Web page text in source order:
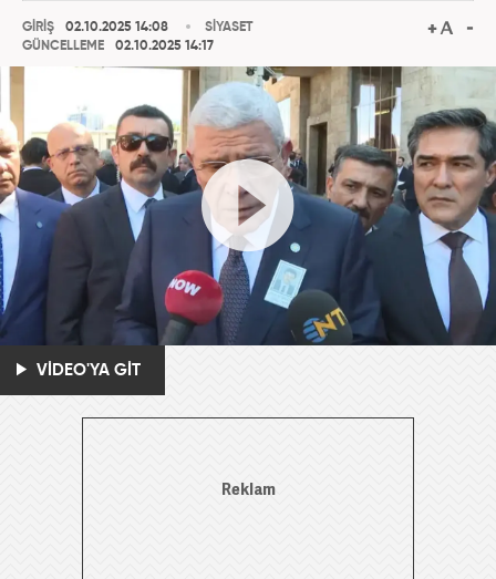
GİRİŞ
02.10.2025 14:08
GÜNCELLEME
02.10.2025 14:17
SİYASET
VİDEO'YA GİT